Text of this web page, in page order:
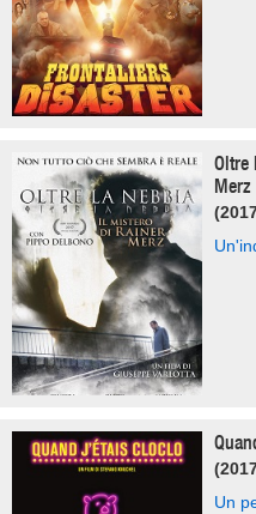
Oltre
Merz
Un